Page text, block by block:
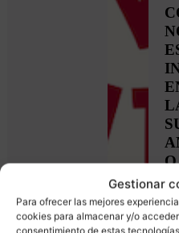
Gestionar
Para ofrecer las mejores
cookies para almacenar y/o
consentimiento de estas
O